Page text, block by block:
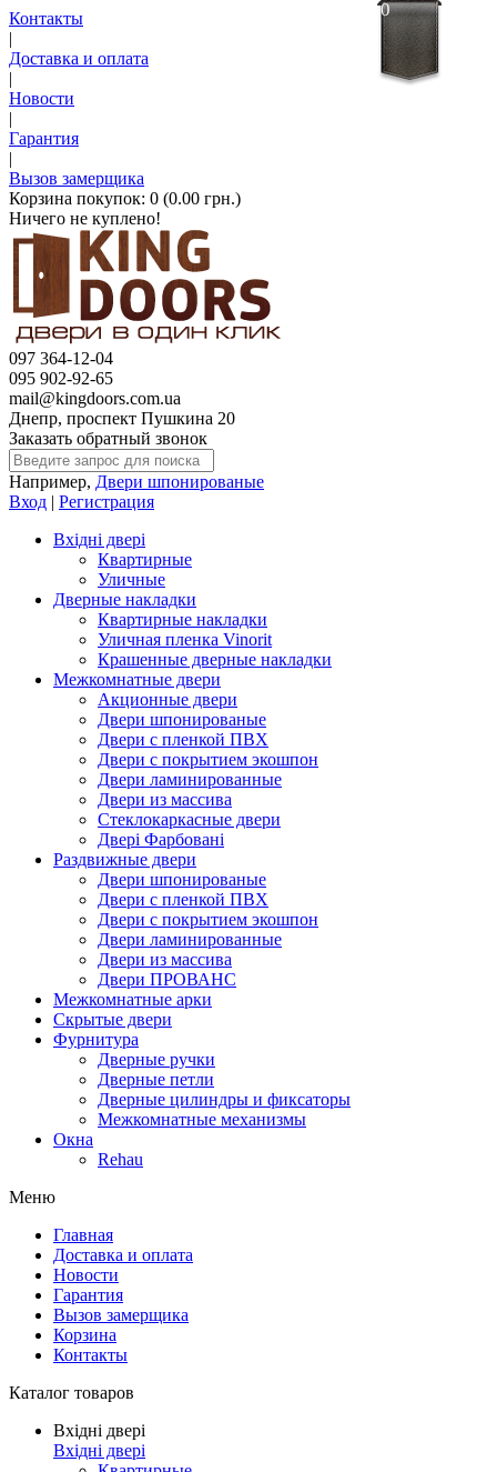
Контакты
|
Доставка и оплата
|
Новости
|
Гарантия
|
Вызов замерщика
Корзина покупок: 0 (0.00 грн.)
Ничего не куплено!
097 364-12-04
095 902-92-65
mail@kingdoors.com.ua
Днепр, проспект Пушкина 20
Заказать обратный звонок
Например, Двери шпонированые
Вход | Регистрация
Вхідні двері
Квартирные
Уличные
Дверные накладки
Квартирные накладки
Уличная пленка Vinorit
Крашенные дверные накладки
Межкомнатные двери
Акционные двери
Двери шпонированые
Двери с пленкой ПВХ
Двери с покрытием экошпон
Двери ламинированные
Двери из массива
Стеклокаркасные двери
Двері Фарбовані
Раздвижные двери
Двери шпонированые
Двери с пленкой ПВХ
Двери с покрытием экошпон
Двери ламинированные
Двери из массива
Двери ПРОВАНС
Межкомнатные арки
Скрытые двери
Фурнитура
Дверные ручки
Дверные петли
Дверные цилиндры и фиксаторы
Межкомнатные механизмы
Окна
Rehau
Меню
Главная
Доставка и оплата
Новости
Гарантия
Вызов замерщика
Корзина
Контакты
Каталог товаров
Вхідні двері
Вхідні двері
0